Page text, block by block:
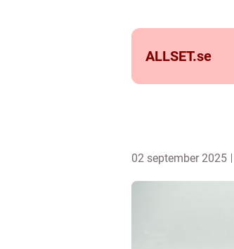
ALLSET.se
02 september 2025